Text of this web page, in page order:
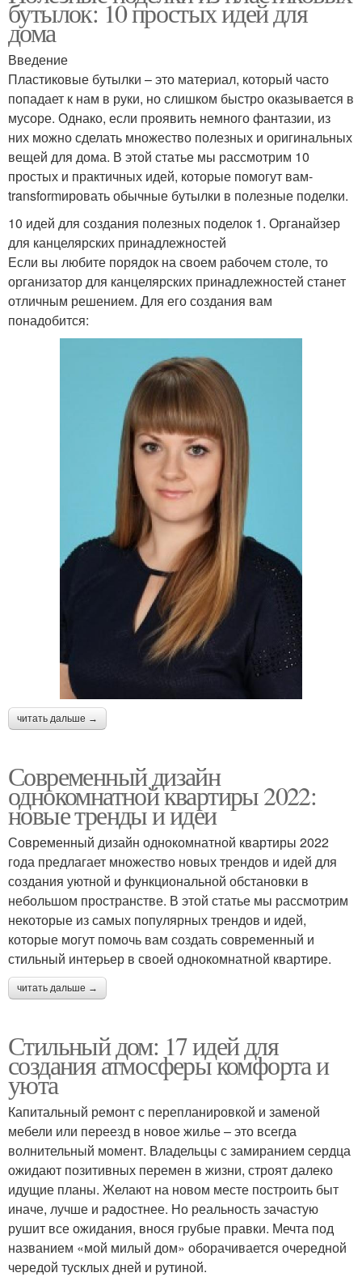
бутылок: 10 простых идей для
дома
Введение
Пластиковые бутылки – это материал, который часто
попадает к нам в руки, но слишком быстро оказывается в
мусоре. Однако, если проявить немного фантазии, из
них можно сделать множество полезных и оригинальных
вещей для дома. В этой статье мы рассмотрим 10
простых и практичных идей, которые помогут вам-
transformировать обычные бутылки в полезные поделки.
10 идей для создания полезных поделок 1. Органайзер
для канцелярских принадлежностей
Если вы любите порядок на своем рабочем столе, то
организатор для канцелярских принадлежностей станет
отличным решением. Для его создания вам
понадобится:
читать дальше →
Современный дизайн
однокомнатной квартиры 2022:
новые тренды и идеи
Современный дизайн однокомнатной квартиры 2022
года предлагает множество новых трендов и идей для
создания уютной и функциональной обстановки в
небольшом пространстве. В этой статье мы рассмотрим
некоторые из самых популярных трендов и идей,
которые могут помочь вам создать современный и
стильный интерьер в своей однокомнатной квартире.
читать дальше →
Стильный дом: 17 идей для
создания атмосферы комфорта и
уюта
Капитальный ремонт с перепланировкой и заменой
мебели или переезд в новое жилье – это всегда
волнительный момент. Владельцы с замиранием сердца
ожидают позитивных перемен в жизни, строят далеко
идущие планы. Желают на новом месте построить быт
иначе, лучше и радостнее. Но реальность зачастую
рушит все ожидания, внося грубые правки. Мечта под
названием «мой милый дом» оборачивается очередной
чередой тусклых дней и рутиной.